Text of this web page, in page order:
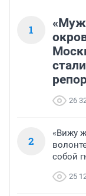
1
26
2
«Вижу
собой
25